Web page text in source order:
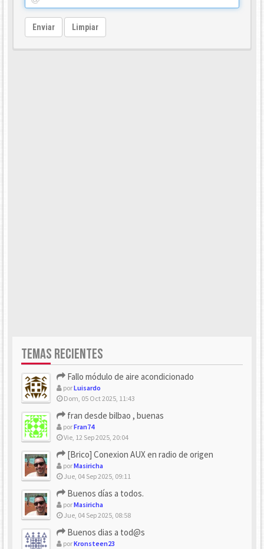
Enviar Limpiar
TEMAS RECIENTES
Fallo módulo de aire acondicionado
porLuisardo
Dom, 05 Oct 2025, 11:43
fran desde bilbao , buenas
porFran74
Vie, 12 Sep 2025, 20:04
[Brico] Conexion AUX en radio de origen
porMasiricha
Jue, 04 Sep 2025, 09:11
Buenos días a todos.
porMasiricha
Jue, 04 Sep 2025, 08:58
Buenos dias a tod@s
porKronsteen23